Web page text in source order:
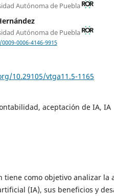
Autónoma de Puebla
Autónoma de Puebla
0006-4146-9915
10.29105/vtga11.5-1165
aceptación de IA, IA
tiene como objetivo analizar la
(IA), sus beneficios y